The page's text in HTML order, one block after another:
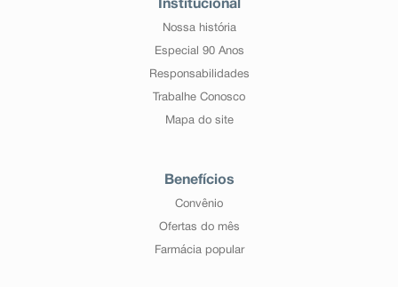
Institucional
Nossa história
Especial 90 Anos
Responsabilidades
Trabalhe Conosco
Mapa do site
Benefícios
Convênio
Ofertas do mês
Farmácia popular